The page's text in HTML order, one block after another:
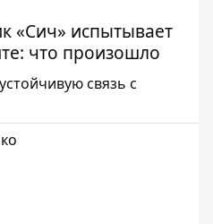
«Сич» испытывает
что произошло
связь с